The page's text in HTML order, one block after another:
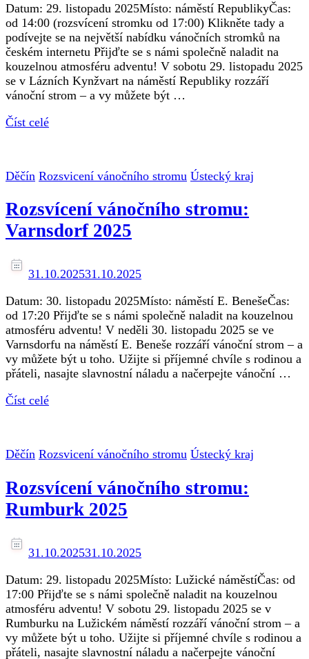
Datum: 29. listopadu 2025Místo: náměstí RepublikyČas:
od 14:00 (rozsvícení stromku od 17:00) Klikněte tady a
podívejte se na největší nabídku vánočních stromků na
českém internetu Přijďte se s námi společně naladit na
kouzelnou atmosféru adventu! V sobotu 29. listopadu 2025
se v Lázních Kynžvart na náměstí Republiky rozzáří
vánoční strom – a vy můžete být …
Číst celé
Děčín Rozsvicení vánočního stromu Ústecký kraj
Rozsvícení vánočního stromu:
Varnsdorf 2025
31.10.202531.10.2025
Datum: 30. listopadu 2025Místo: náměstí E. BenešeČas:
od 17:20 Přijďte se s námi společně naladit na kouzelnou
atmosféru adventu! V neděli 30. listopadu 2025 se ve
Varnsdorfu na náměstí E. Beneše rozzáří vánoční strom – a
vy můžete být u toho. Užijte si příjemné chvíle s rodinou a
přáteli, nasajte slavnostní náladu a načerpejte vánoční …
Číst celé
Děčín Rozsvicení vánočního stromu Ústecký kraj
Rozsvícení vánočního stromu:
Rumburk 2025
31.10.202531.10.2025
Datum: 29. listopadu 2025Místo: Lužické náměstíČas: od
17:00 Přijďte se s námi společně naladit na kouzelnou
atmosféru adventu! V sobotu 29. listopadu 2025 se v
Rumburku na Lužickém náměstí rozzáří vánoční strom – a
vy můžete být u toho. Užijte si příjemné chvíle s rodinou a
přáteli, nasajte slavnostní náladu a načerpejte vánoční